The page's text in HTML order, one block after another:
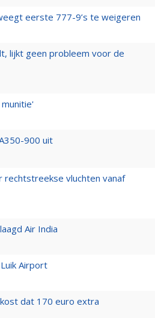
eerste 777-9’s te weigeren
lijkt geen probleem voor de
900 uit
rechtstreekse vluchten vanaf
Air India
Airport
dat 170 euro extra